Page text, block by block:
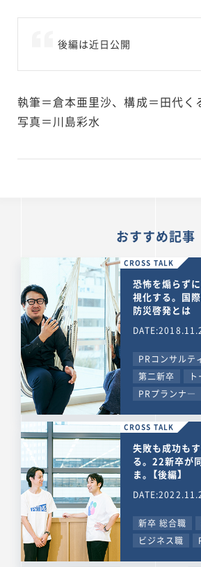
後編は近日公開
執筆＝倉本亜里沙、構成＝田代く
写真＝川島彩水
おすすめ記事
CROSS TALK
恐怖を煽らずに
視化する。国
防災啓発とは
PRコンサルテ
第二新卒
PRプランナ―
CROSS TALK
失敗も成功も
る。22新卒が
ま。【後編】
新卒 総合職
ビジネス職